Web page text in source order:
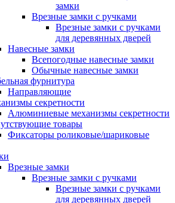
замки
Врезные замки с ручками
Врезные замки с ручками
для деревянных дверей
Навесные замки
Всепогодные навесные замки
Обычные навесные замки
фурнитура
Направляющие
секретности
Алюминиевые механизмы секретности
товары
Фиксаторы роликовые/шариковые
Врезные замки
Врезные замки с ручками
Врезные замки с ручками
для деревянных дверей